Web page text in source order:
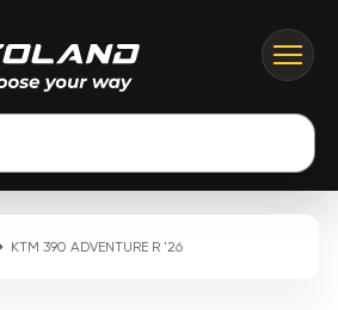
KTM 390 ADVENTURE R '26